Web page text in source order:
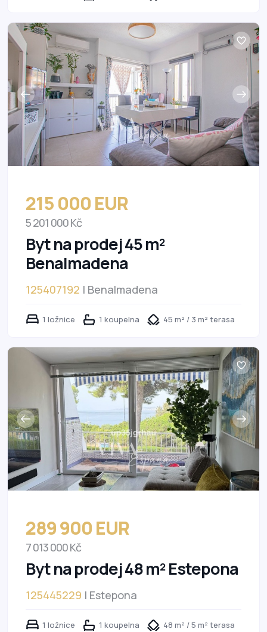
215 000 EUR
5 201 000 Kč
Byt na prodej 45 m²
Benalmadena
125407192 | Benalmadena
1 ložnice 1 koupelna 45 m² / 3 m² terasa
289 900 EUR
7 013 000 Kč
Byt na prodej 48 m² Estepona
125445229 | Estepona
1 ložnice 1 koupelna 48 m² / 5 m² terasa